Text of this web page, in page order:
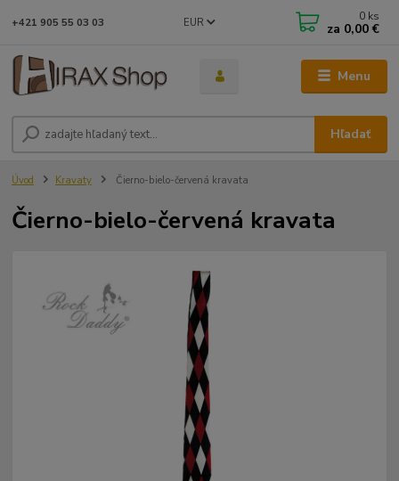
Menu
EUR
Hľadať
+421 905 55 03 03 0 ks
za 0,00 €
Úvod Kravaty Čierno-bielo-červená kravata
Čierno-bielo-červená kravata